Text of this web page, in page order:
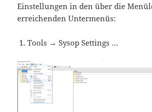
Einstellungen in den über die
erreichenden Untermenüs:
Tools → Sysop Settings …